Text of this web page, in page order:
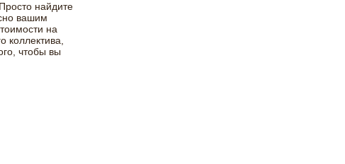
найдите
вашим
на
чтобы вы